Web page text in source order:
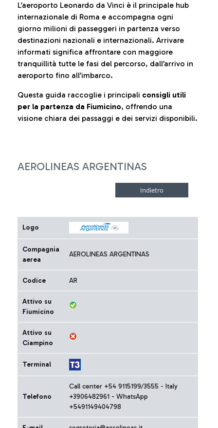
L’aeroporto Leonardo da Vinci è il principale hub
internazionale di Roma e accompagna ogni
giorno milioni di passeggeri in partenza verso
destinazioni nazionali e internazionali. Arrivare
informati significa affrontare con maggiore
tranquillità tutte le fasi del percorso, dall’arrivo in
aeroporto fino all’imbarco.
Questa guida raccoglie i principali consigli utili
per la partenza da Fiumicino, offrendo una
visione chiara dei passaggi e dei servizi disponibili.
AEROLINEAS ARGENTINAS
Logo
Compagnia
aerea
AEROLINEAS ARGENTINAS
Codice AR
Attivo su
Fiumicino
Attivo su
Ciampino
Terminal
Telefono
Call center +54 9115199/3555 - Italy
+3906482961 - WhatsApp
+5491149404798